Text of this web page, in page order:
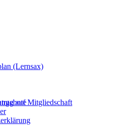
(Lernsax)
auf Mitgliedschaft